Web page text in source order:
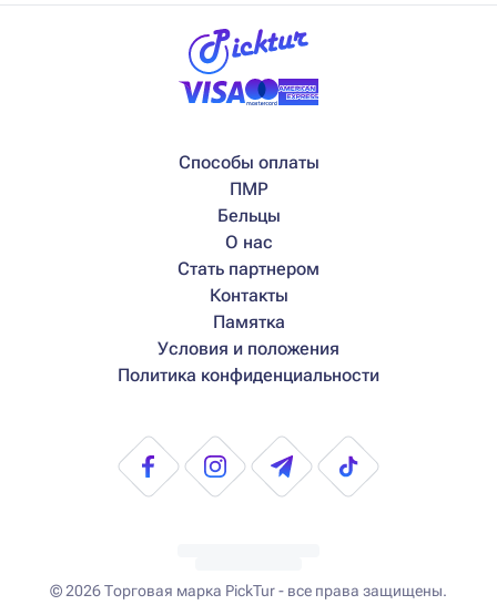
Способы оплаты
ПМР
Бельцы
О нас
Стать партнером
Контакты
Памятка
Условия и положения
Политика конфиденциальности
© 2026Торговая марка PickTur - все права защищены.